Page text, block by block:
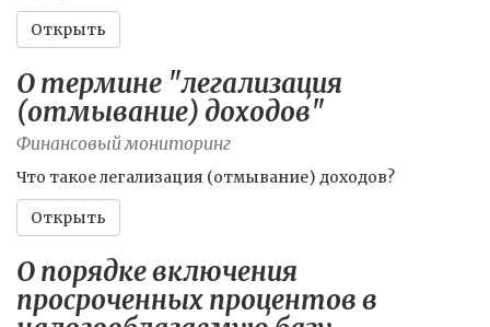
Открыть
О термине "легализация
(отмывание) доходов"
Финансовый мониторинг
Что такое легализация (отмывание) доходов?
Открыть
О порядке включения
просроченных процентов в